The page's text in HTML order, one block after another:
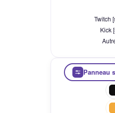
Twitch
Kick
Panneau